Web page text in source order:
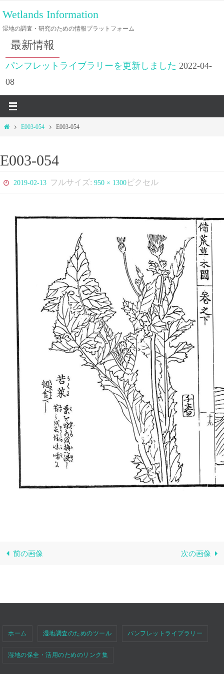
ン
テ
ツ
ス
プ
Wetlands Information
湿地の調査・研究のための情報プラットフォーム
最新情報
パンフレットライブラリーを更新しました 2022-04-
08
ホ
E003-054 E003-054
E003-054
2019-02-13 フルサイズ:950 × 1300 ピクセル
前の画像 次の画像
ホーム 湿地調査のためのツール パンフレットライブラリー
湿地の保全・活用のためのリンク集